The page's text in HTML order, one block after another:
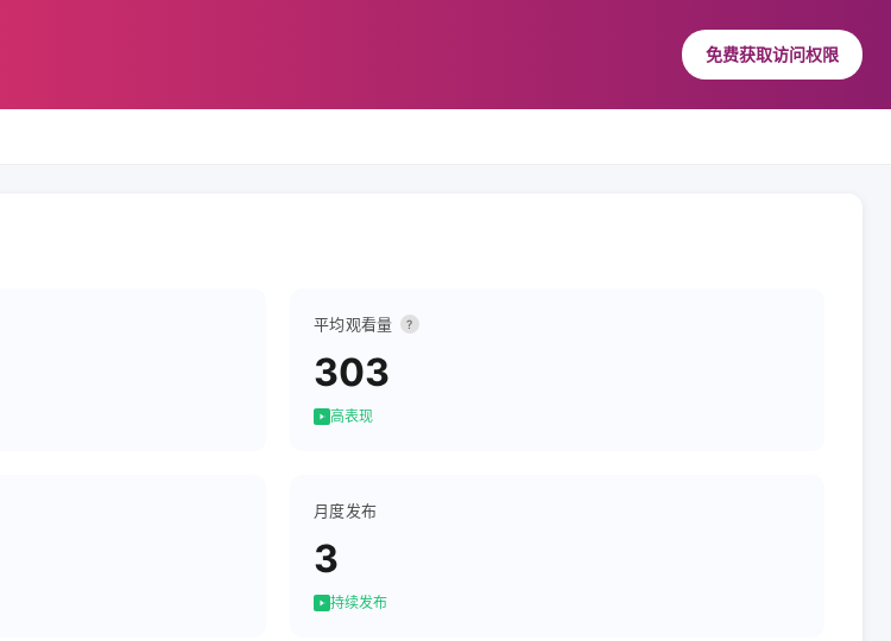
免费获取访问权限
平均观看量 ?
303
高表现
月度发布
3
持续发布